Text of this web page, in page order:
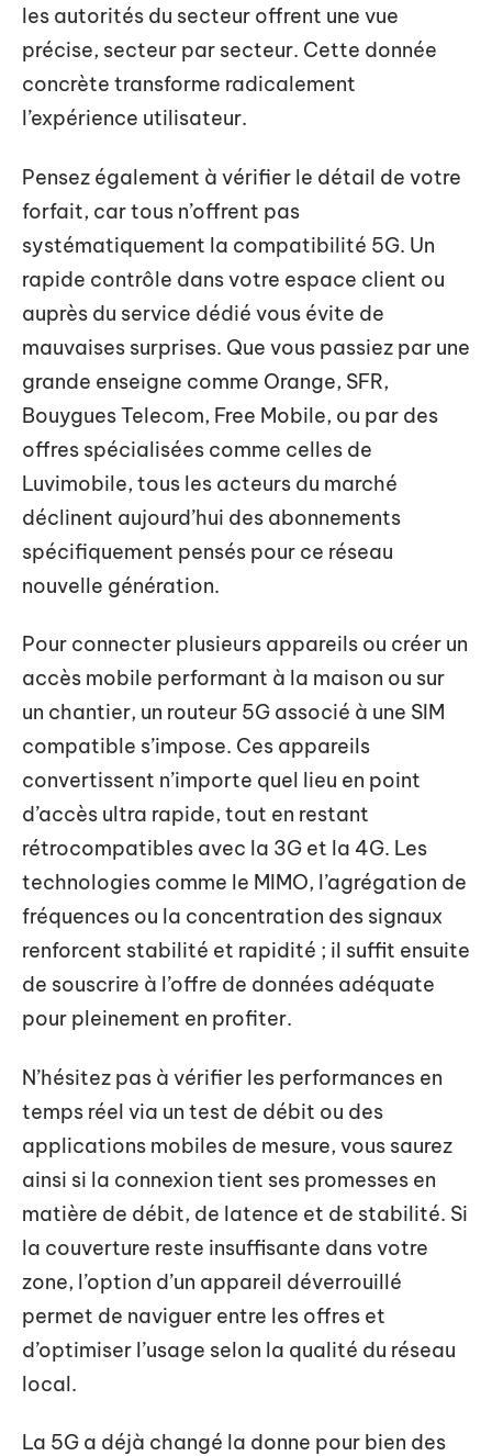
les autorités du secteur offrent une vue
précise, secteur par secteur. Cette donnée
concrète transforme radicalement
l’expérience utilisateur.
Pensez également à vérifier le détail de votre
forfait, car tous n’offrent pas
systématiquement la compatibilité 5G. Un
rapide contrôle dans votre espace client ou
auprès du service dédié vous évite de
mauvaises surprises. Que vous passiez par une
grande enseigne comme Orange, SFR,
Bouygues Telecom, Free Mobile, ou par des
offres spécialisées comme celles de
Luvimobile, tous les acteurs du marché
déclinent aujourd’hui des abonnements
spécifiquement pensés pour ce réseau
nouvelle génération.
Pour connecter plusieurs appareils ou créer un
accès mobile performant à la maison ou sur
un chantier, un routeur 5G associé à une SIM
compatible s’impose. Ces appareils
convertissent n’importe quel lieu en point
d’accès ultra rapide, tout en restant
rétrocompatibles avec la 3G et la 4G. Les
technologies comme le MIMO, l’agrégation de
fréquences ou la concentration des signaux
renforcent stabilité et rapidité ; il suffit ensuite
de souscrire à l’offre de données adéquate
pour pleinement en profiter.
N’hésitez pas à vérifier les performances en
temps réel via un test de débit ou des
applications mobiles de mesure, vous saurez
ainsi si la connexion tient ses promesses en
matière de débit, de latence et de stabilité. Si
la couverture reste insuffisante dans votre
zone, l’option d’un appareil déverrouillé
permet de naviguer entre les offres et
d’optimiser l’usage selon la qualité du réseau
local.
La 5G a déjà changé la donne pour bien des